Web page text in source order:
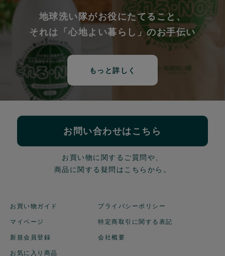
地球洗い隊がお役にたてること、
それは「心地よい暮らし」のお手伝い
もっと詳しく
お問い合わせはこちら
お買い物に関するご質問や、
商品に関する疑問はこちらから。
お買い物ガイド
マイページ
新規会員登録
お気に入り商品
プライバシーポリシー
特定商取引に関する表記
会社概要